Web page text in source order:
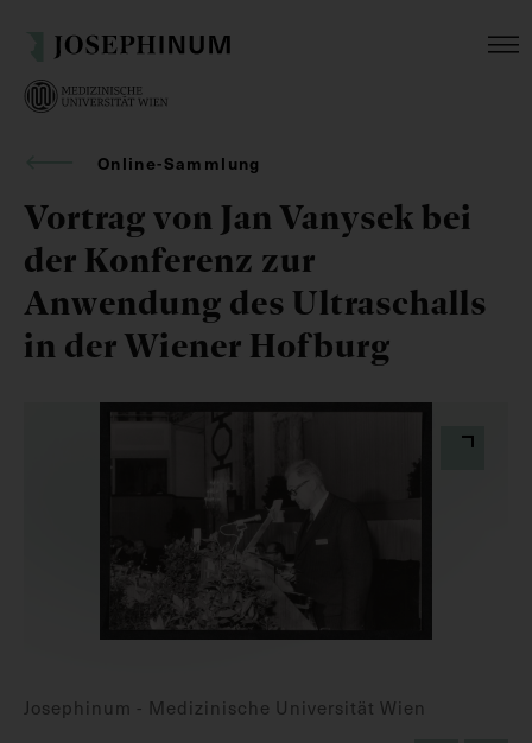
Online-Sammlung
Vortrag von Jan Vanysek bei
der Konferenz zur
Anwendung des Ultraschalls
in der Wiener Hofburg
Josephinum - Medizinische Universität Wien